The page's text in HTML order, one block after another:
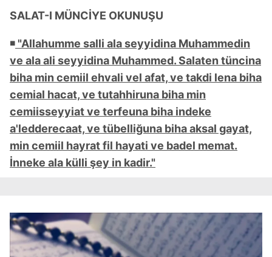
Çerezlere ilişkin tercihlerinizi aşağıda yer alan panel
vasıtasıyla belirleyebilirsiniz. Çerezlere ilişkin detaylı bilgi
için Ayarlar butonuna tıklayabilir,
Metnimiziziyaret edebilirsiniz.
6698 sayılı Kişisel Verilerin Korunması Kanunu uyarınca
hazırlanmış Aydınlatma Metnimizi okumak ve sitemizde
ilgili mevzuata uygun olarak kullanılan çerezlerle ilgili bilgi
almak için lütfen
tıklayınız
SALAT-I MÜNCİYE OKUNUŞU
◾ "Allahumme salli ala seyyidina Muhammedin
ve ala ali seyyidina Muhammed. Salaten tüncina
biha min cemiil ehvali vel afat, ve takdi lena biha
cemial hacat, ve tutahhiruna biha min
cemiisseyyiat ve terfeuna biha indeke
a'ledderecaat, ve tübelliğuna biha aksal gayat,
min cemiil hayrat fil hayati ve badel memat.
İnneke ala külli şey in kadir."